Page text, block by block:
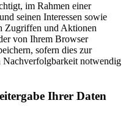
im Rahmen einer
seinen Interessen sowie
Zugriffen und Aktionen
von Ihrem Browser
sofern dies zur
Nachverfolgbarkeit notwendig
Ihrer Daten